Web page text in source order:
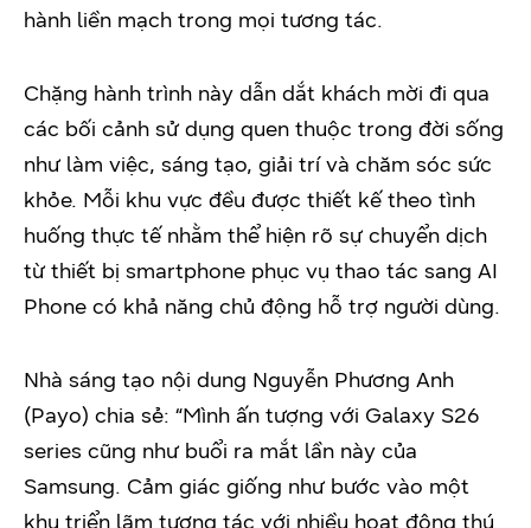
hành liền mạch trong mọi tương tác.
Chặng hành trình này dẫn dắt khách mời đi qua
các bối cảnh sử dụng quen thuộc trong đời sống
như làm việc, sáng tạo, giải trí và chăm sóc sức
khỏe. Mỗi khu vực đều được thiết kế theo tình
huống thực tế nhằm thể hiện rõ sự chuyển dịch
từ thiết bị smartphone phục vụ thao tác sang AI
Phone có khả năng chủ động hỗ trợ người dùng.
Nhà sáng tạo nội dung Nguyễn Phương Anh
(Payo) chia sẻ: “Mình ấn tượng với Galaxy S26
series cũng như buổi ra mắt lần này của
Samsung. Cảm giác giống như bước vào một
khu triển lãm tương tác với nhiều hoạt động thú